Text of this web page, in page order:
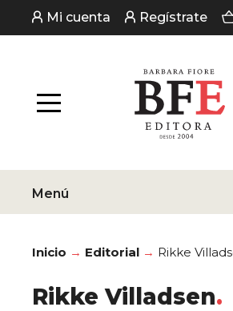
Mi cuenta Regístrate
Menú
Inicio Editorial Rikke
Rikke Villadsen